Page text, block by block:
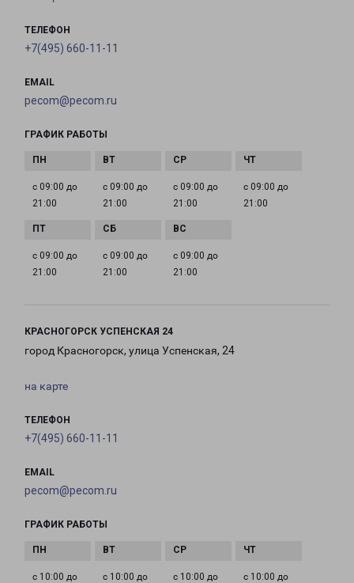
ТЕЛЕФОН
+7(495) 660-11-11
EMAIL
pecom@pecom.ru
ГРАФИК РАБОТЫ
с 09:00 до
21:00
с 09:00 до
21:00
с 09:00 до
21:00
с 09:00 до
21:00
с 09:00 до
21:00
с 09:00 до
21:00
с 09:00 до
21:00
КРАСНОГОРСК УСПЕНСКАЯ 24
город Красногорск, улица Успенская, 24
на карте
ТЕЛЕФОН
+7(495) 660-11-11
EMAIL
pecom@pecom.ru
ГРАФИК РАБОТЫ
с 10:00 до
с 10:00 до
с 10:00 до
с 10:00 до